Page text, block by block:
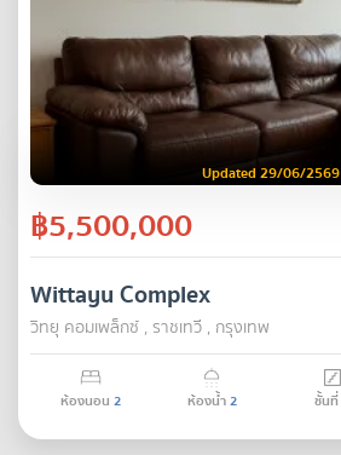
Updated 29/06/2569
฿5,500,000
Wittayu Complex
วิทยุ คอมเพล็กซ์ , ราชเทวี , กรุงเทพ
ห้องนอน 2 ห้องน้ำ2 ชั้นที่